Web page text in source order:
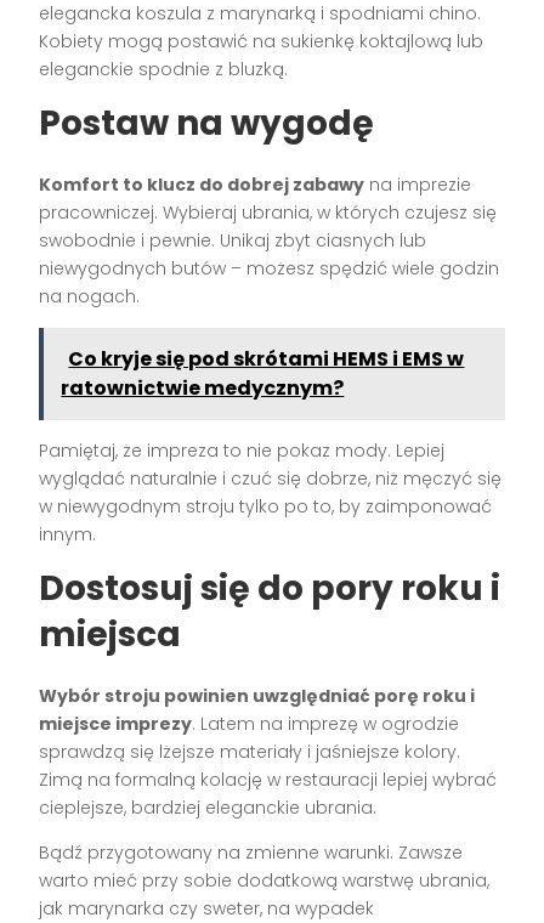
elegancka koszula z marynarką i spodniami chino.
Kobiety mogą postawić na sukienkę koktajlową lub
eleganckie spodnie z bluzką.
Postaw na wygodę
Komfort to klucz do dobrej zabawy na imprezie
pracowniczej. Wybieraj ubrania, w których czujesz się
swobodnie i pewnie. Unikaj zbyt ciasnych lub
niewygodnych butów – możesz spędzić wiele godzin
na nogach.
Co kryje się pod skrótami HEMS i EMS w
ratownictwie medycznym?
Pamiętaj, że impreza to nie pokaz mody. Lepiej
wyglądać naturalnie i czuć się dobrze, niż męczyć się
w niewygodnym stroju tylko po to, by zaimponować
innym.
Dostosuj się do pory roku i
miejsca
Wybór stroju powinien uwzględniać porę roku i
miejsce imprezy. Latem na imprezę w ogrodzie
sprawdzą się lżejsze materiały i jaśniejsze kolory.
Zimą na formalną kolację w restauracji lepiej wybrać
cieplejsze, bardziej eleganckie ubrania.
Bądź przygotowany na zmienne warunki. Zawsze
warto mieć przy sobie dodatkową warstwę ubrania,
jak marynarka czy sweter, na wypadek